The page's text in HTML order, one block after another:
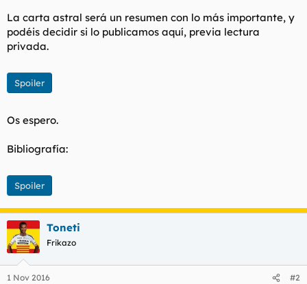
La carta astral será un resumen con lo más importante, y
podéis decidir si lo publicamos aquí, previa lectura
privada.
Spoiler
Os espero.
Bibliografía:
Spoiler
Toneti
Frikazo
1 Nov 2016 #2